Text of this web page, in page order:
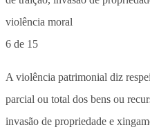
6 de 15
A violência patrimonial diz
parcial ou total dos bens ou
invasão de propriedade e